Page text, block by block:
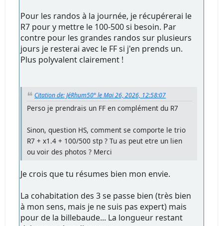
Pour les randos à la journée, je récupérerai le
R7 pour y mettre le 100-500 si besoin. Par
contre pour les grandes randos sur plusieurs
jours je resterai avec le FF si j'en prends un.
Plus polyvalent clairement !
Citation de: JéRhum50° le Mai 26, 2026, 12:58:07
Perso je prendrais un FF en complément du R7
Sinon, question HS, comment se comporte le trio
R7 + x1.4 + 100/500 stp ? Tu as peut etre un lien
ou voir des photos ? Merci
Je crois que tu résumes bien mon envie.
La cohabitation des 3 se passe bien (très bien
à mon sens, mais je ne suis pas expert) mais
pour de la billebaude... La longueur restant